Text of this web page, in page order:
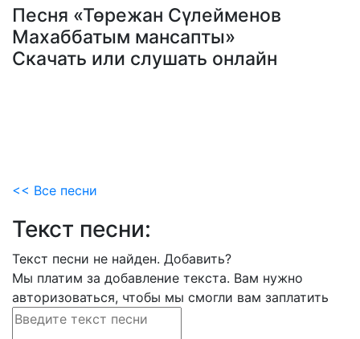
Песня «Төрежан Сүлейменов
Махаббатым мансапты»
Скачать или слушать онлайн
<< Все песни
Текст песни:
Текст песни не найден. Добавить?
Мы платим за добавление текста. Вам нужно
авторизоваться, чтобы мы смогли вам заплатить